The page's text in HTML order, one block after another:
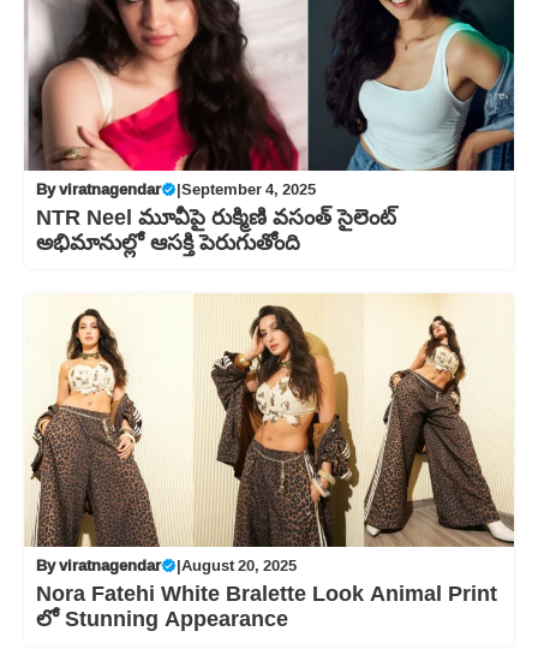
Byviratnagendar |September 4, 2025
NTR Neel మూవీపై రుక్మిణి వసంత్ సైలెంట్
అభిమానుల్లో ఆసక్తి పెరుగుతోంది
Byviratnagendar |August 20, 2025
Nora Fatehi White Bralette Look Animal Print
లో Stunning Appearance